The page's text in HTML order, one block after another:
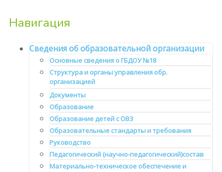
Навигация
Сведения об образовательной организации
Основные сведения о ГБДОУ №18
Структура и органы управления обр.
организацией
Документы
Образование
Образование детей с ОВЗ
Образовательные стандарты и требования
Руководство
Педагогический (научно-педагогический)состав
Материально-техническое обеспечение и